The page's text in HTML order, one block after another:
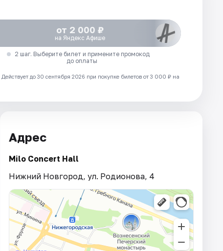
от 2 000 ₽
на Яндекс Афише
2 шаг. Выберите билет и примените промокод
до оплаты
Действует до 30 сентября 2026 при покупке билетов от 3 000 ₽ на
Адрес
Milo Concert Hall
Нижний Новгород, ул. Родионова, 4